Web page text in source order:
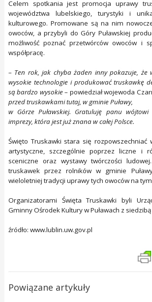
Celem spotkania jest promocja uprawy
województwa lubelskiego, turystyki i
kulturowego. Promowane są na nim
owoców, a przybyli do Góry Puławskiej
możliwość poznać przetwórców owoców i
współpracę.
– Ten rok, jak chyba żaden inny pokazuje, że
wysokie technologie i produkować truskawkę
są bardzo wysokie– powiedział wojewoda
przed truskawkami tutaj, w gminie Puławy,
w Górze Puławskiej. Gratuluję panu wójtowi
imprezy, która jest już znana w całej Polsce.
Święto Truskawki stara się rozpowszechniać
artystyczne, szczególnie poprzez liczne i
sceniczne oraz wystawy twórczości
truskawek przez rolników w gminie
wieloletniej tradycji uprawy tych owoców na
Organizatorami Święta Truskawki byli
Gminny Ośrodek Kultury w Puławach z siedzibą
źródło: www.lublin.uw.gov.pl
Powiązane artykuły